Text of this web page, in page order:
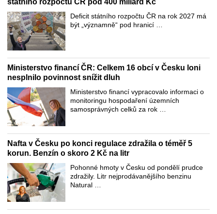
státního rozpočtu ČR pod 400 miliard Kč
Deficit státního rozpočtu ČR na rok 2027 má
být „významně“ pod hranicí …
Ministerstvo financí ČR: Celkem 16 obcí v Česku loni
nesplnilo povinnost snížit dluh
Ministerstvo financí vypracovalo informaci o
monitoringu hospodaření územních
samosprávných celků za rok …
Nafta v Česku po konci regulace zdražila o téměř 5
korun. Benzín o skoro 2 Kč na litr
Pohonné hmoty v Česku od pondělí prudce
zdražily. Litr nejprodávanějšího benzinu
Natural …